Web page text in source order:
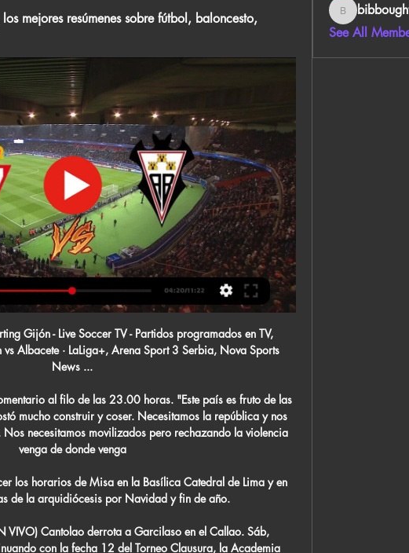
mejores resúmenes sobre fútbol, baloncesto,
- Luis M. Unciti) Comparte en Facebook Comparte en Twitter Comparte en Whatsapp Enviar por mail.

Pronósticos Fútbol: Consejos gratis de nuestros EXPERTOS Pronósticos Fútbol. 27. 01 mar. 2024 - 13:30. España LaLiga 2. Pronóstico. Sporting Gijón. Albacete. El pronóstico : Sporting Gijón gana. En ...

Real Sporting de Gijón Próximas emisiones en directo y vídeos emitidos del Real Sporting: partidos y eventos del Club. Disponibles en www.realsporting.com/en-directo. ¡Añade un ...

ABA Ancud, Boston College, CEB Puerto Montt, Colegio Los Leones, Deportes Castro, Deportes Valdivia, Español de Talca, Las Ánimas, Liga Nacional movistar, Liga Nacional Movistar 2013, Municipal Quilicura, Osorno Básquetbol, Puerto Varas, Sagrados Corazones de Viña del Mar, Sportiva Italiana, Tinguiririca San Fernando, U de Concepción.

Real Sporting de Gijón: marcadores en directo, resultados La página del Real Sporting de Gijón en Flashscore.es ofrece marcadores en directo, resultados, clasificaciones y detalles de los partidos (goleadores, ...

Athletic Bilbao vs Real Sociedad, en vivo y en directo online - Hoy 16 de diciembre - La Liga Santander 2017 - 2018 . Sigue el resultado en directo del partido que disputan hoy en San Mamés el Athletic y la Real Sociedad desde las 16:15 horas, perteneciente a la jornada 16 de La Liga Santander.

Colección: Teatro Clásico y Contemporáneo Costarricense. Tomo: 16. Autor (a): Claudia Barrionuevo de Jesús. Número de edición: 1. Año de edición: 2019

Consulta los datos del partido Nacional de Montevideo vs. Atlético Mineiro en la competición Copa Libertadores 2019 con comentarios en directo en AS.com

Ver la Entrada Folclorica CHUTILLOS en vivo , TV Chutillos online gratis aqui en Canales de Bolivia, vea la programación de TV: Chutillos online, Canales de Bolivia te da los enlaces por internet, Ver Television en Vivo online, estas en el canal de: Tv Chutillos fiesta de san Bartolome Potosi

Estas nenas estarán disponibles como escorts de lujo, para que puedas contratar sus servicios sexuales y así disfrutar de una polla gigante para chuparla, también si quieres ser penetrado, una tranny negra puede romperte el culo con su gran pene; por que las shemales negras se caracterizan por tener un miembro enorme debido a sus raíces.

II. Al acceder a la web, el usuario puede recibir dos tipos de cookies: Cookies de personalización, que permiten mostrar la página web con una configuración determinada. Cookies de análisis, mediante las cuales podemos obtener estadísticas sobre el uso de la página. III.

Para inscribirse es necesario hacerlo presencialmente en el Registro del Ayuntamiento de Paracuellos de Jarama (plaza de San Pedro, 1), abierto de lunes a viernes, de 9:00 a 14:00 horas. Cada artista o grupo deberá presentar, junto a la hoja de inscripción, un CD con dos canciones originales.

Lanús le ganó a Gimnasia la primera final con un gol polémico. El Granate superó al Lobo por 1-0, de local, en el encuentro de ida de una de las finales de la Liguilla Pre Sudamericana, que tuvo varios fallos polémicos del árbitro Saúl Laverni, entre ellos dar por válido el gol de Maximiliano Velázquez, quien estaba en una nítida.

Transmisión de fútbol en vivo – Chivas Guadalajara vs Necaxa PARTIDO EN VIVO August 26, 2019 contopscom 0 Comments Chivas Guadalajara vs Necaxa PARTIDO EN VIVO on Futbol TV: Partidos de fútbol hoy livestream from 600+ sport leagues.

¿Qué es el san pedro y san pablo? La solemnidad conjunta de San Pedro y Pablo es la conmemoración del martirio en Roma de los apóstoles Simón Pedro y Pablo de Tarso, celebrada el 29 de junio. Se conmemoran en las fiestas patronales de la ciudad de Burgos.

La Reconquista española de Nueva Granada, o simplemente Reconquista, es el nombre del periodo de la historia de Colombia que comienza con la llegada del general español Pablo Morillo al territorio de la Nueva Granada en 1815, con el fin de restaurar el control español, y termina con las campañas libertadoras, en 1819.

Aunque Beruti se esmere en demostrar que “la victoria fue nuestra” en vista de la obstinada resistencia opuesta al enemigo, aceptemos que, cuando los ingleses se desplegaron en línea de batalla y rompieron el fuego a discreción, “la desbandada fue general, sin que quedase un solo hombre en el campo”, como dice Martín Rodríguez.

Villarreal y Sporting de Gijón descienden y acompañan al Racing a Segunda División. Un gol del Rayo en el descuento y el tanto de Falcao en El Madrigal definen los puestos de descenso. Granada, Rayo y Zaragoza se salvan en la última jornada. Una frenética última jornada de Liga ha sido

Rutas de Ferries a Baleares, Marruecos, Italia, Canarias... Reserva tu billete de ferry comparando los mejores precios Más de 8.000 clientes nos recomiendan

Venta de Casas y Departamentos de bienes raíces en Bolivia, EN QUINTANILLA CASA MEDIAS AGUAS CON GALPON EXCELENTE PRECIO, ¡Departamento en …

Godoy Cruz de Mendoza recibirá esta noche a Sporting Cristal, de Perú, equipo dirigido por el argentino Claudio Vivas, con el objetivo de salir de la última posición del grupo C de la Copa Libertadores de América, antes de enfrentar a Boca Juniors por la Copa Superliga. El estadio Malvinas Argent

Apuesta online en Copa Sudamericana con Betsson es fácil y seguro. Apuesta ahora y disfruta de las mejores apuestas en fútbol y partidos en vivo.

¿Cuánto cuesta viajar a Cuba? Depende de tus días de estadía, de cuánto quieras salir de La Habana y del tipo de viajero que seas (mochilero, exigente, familiar, etc). Pero no pienses que por ser un viaje internacional te costará mucho más que uno nacional, hay quien compara los costos de viajar a Cuba …

Toda la información del partido ABC vs Ferroviário en vivo de Serie C - Brasil (02 Junio 2019): Resumen, Estadísticas, Alineación y Resultados - Besoccer. Don't miss the most important football matches while navigating as usual through the pages of your choice.

Albacete Balompié - Partidos Albacete Balompié Fixtures, Results, Live Scores, Live Streams. « Ant. Sig Sporting Gijón vs Albacete · LaLiga+, Arena Sport 3 Serbia, Nova Sports News ...

Magda con una tejana y una gran sonrisa llegó a felicitar a Julión con quien no dudo en tomarse la foto del recuerdo, titulando de esta manera la instantánea. "Ame este pastel del cumple pa mi gran ídolo!’ Gracias mil por este pastel espectacular @montparnasse_oficial". Cabe mencionar que hace

'Jóvenes hablando de jóvenes' : Estudio de cómo se enuncian a sí mismos los/las jóvenes estudiantes del nivel secundario y de sus prácticas juveniles. El caso de los estudiantes secundarios de la Escuela Nor
See All